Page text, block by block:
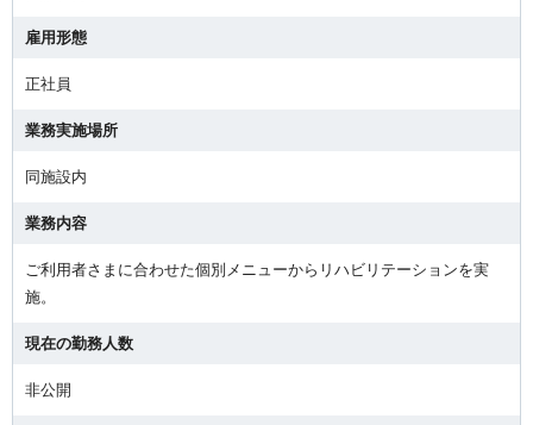
雇用形態
正社員
業務実施場所
同施設内
業務内容
ご利用者さまに合わせた個別メニューからリハビリテーションを実
施。
現在の勤務人数
非公開